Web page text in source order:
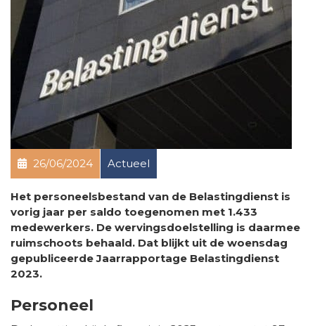
26/06/2024 Actueel
Het personeelsbestand van de Belastingdienst is
vorig jaar per saldo toegenomen met 1.433
medewerkers. De wervingsdoelstelling is daarmee
ruimschoots behaald. Dat blijkt uit de woensdag
gepubliceerde Jaarrapportage Belastingdienst
2023.
Personeel